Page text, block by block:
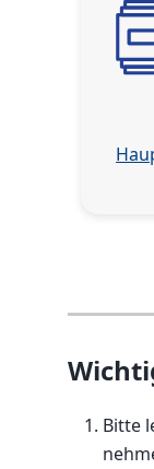
Bitte